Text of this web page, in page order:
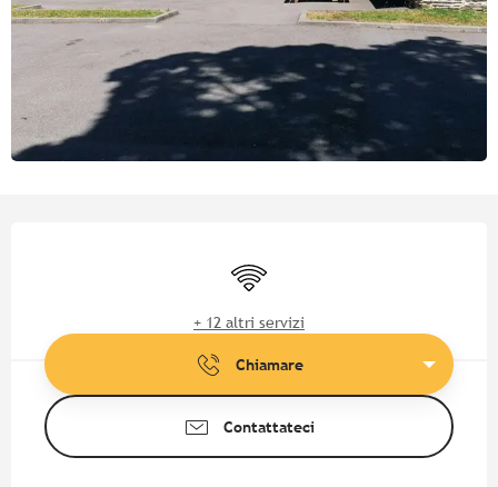
Wi-Fi
+ 12 altri servizi
Chiamare
Contattateci